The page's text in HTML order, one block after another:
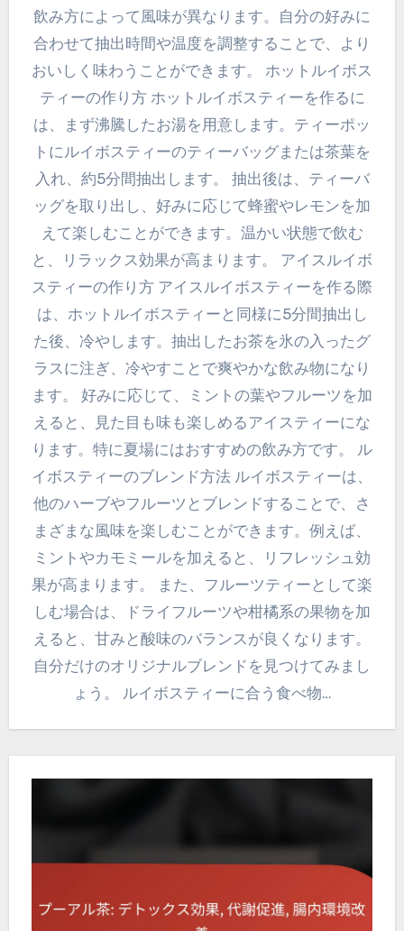
飲み方によって風味が異なります。自分の好みに
合わせて抽出時間や温度を調整することで、より
おいしく味わうことができます。 ホットルイボス
ティーの作り方 ホットルイボスティーを作るに
は、まず沸騰したお湯を用意します。ティーポッ
トにルイボスティーのティーバッグまたは茶葉を
入れ、約5分間抽出します。 抽出後は、ティーバ
ッグを取り出し、好みに応じて蜂蜜やレモンを加
えて楽しむことができます。温かい状態で飲む
と、リラックス効果が高まります。 アイスルイボ
スティーの作り方 アイスルイボスティーを作る際
は、ホットルイボスティーと同様に5分間抽出し
た後、冷やします。抽出したお茶を氷の入ったグ
ラスに注ぎ、冷やすことで爽やかな飲み物になり
ます。 好みに応じて、ミントの葉やフルーツを加
えると、見た目も味も楽しめるアイスティーにな
ります。特に夏場にはおすすめの飲み方です。 ル
イボスティーのブレンド方法 ルイボスティーは、
他のハーブやフルーツとブレンドすることで、さ
まざまな風味を楽しむことができます。例えば、
ミントやカモミールを加えると、リフレッシュ効
果が高まります。 また、フルーツティーとして楽
しむ場合は、ドライフルーツや柑橘系の果物を加
えると、甘みと酸味のバランスが良くなります。
自分だけのオリジナルブレンドを見つけてみまし
ょう。 ルイボスティーに合う食べ物…